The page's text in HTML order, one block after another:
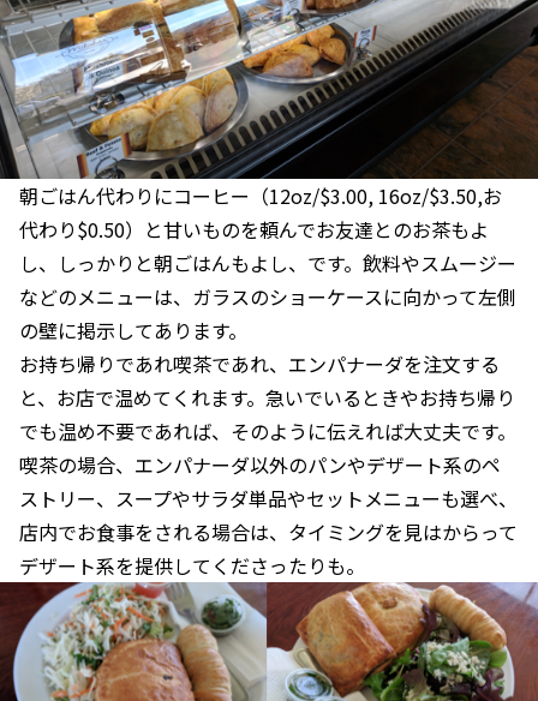
朝ごはん代わりにコーヒー（12oz/$3.00, 16oz/$3.50,お
代わり$0.50）と甘いものを頼んでお友達とのお茶もよ
し、しっかりと朝ごはんもよし、です。飲料やスムージー
などのメニューは、ガラスのショーケースに向かって左側
の壁に掲示してあります。
お持ち帰りであれ喫茶であれ、エンパナーダを注文する
と、お店で温めてくれます。急いでいるときやお持ち帰り
でも温め不要であれば、そのように伝えれば大丈夫です。
喫茶の場合、エンパナーダ以外のパンやデザート系のペ
ストリー、スープやサラダ単品やセットメニューも選べ、
店内でお食事をされる場合は、タイミングを見はからって
デザート系を提供してくださったりも。